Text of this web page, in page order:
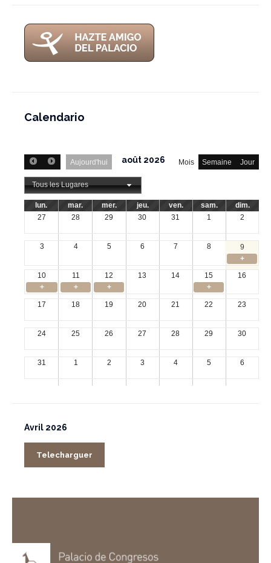
Calendario
Aujourd'hui Mois Semaine Jour
août 2026
Tous les Lugares
lun. mar. mer. jeu. ven. sam.
dim.
27
28 29 30 31 1 2
3 4 5 6 7 8
9
+
10
11 12 13 14 15
16
+
+ + +
17 18 19 20 21 22 23
24 25 26 27 28 29 30
31 1 2 3 4 5 6
Avril 2026
Telecharguer